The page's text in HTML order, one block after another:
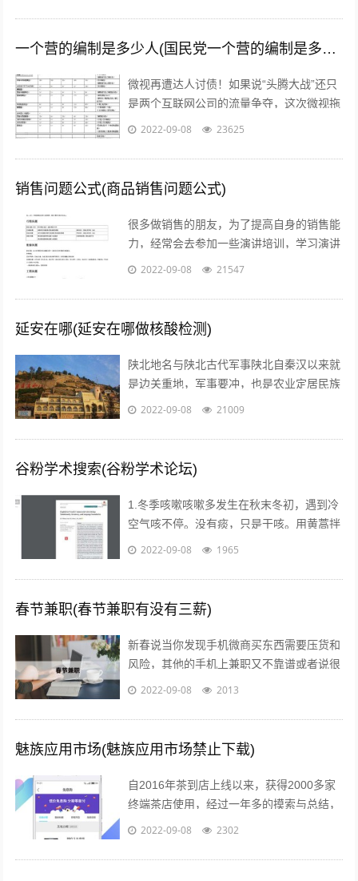
一个营的编制是多少人(国民党一个营的编制是多少人)
微视再遭达人讨债！如果说“头腾大战”还只
是两个互联网公司的流量争夺，这次微视拖
欠达人补贴额的行为，无疑是雪上加霜，让
2022-09-08 23625
销售问题公式(商品销售问题公式)
很多做销售的朋友，为了提高自身的销售能
力，经常会去参加一些演讲培训，学习演讲
能力，训练自己的执行力，树立强大销售自
2022-09-08 21547
延安在哪(延安在哪做核酸检测)
陕北地名与陕北古代军事陕北自秦汉以来就
是边关重地，军事要冲，也是农业定居民族
与游牧民族互相争夺的要地。历代统治者为
2022-09-08 21009
谷粉学术搜索(谷粉学术论坛)
1.冬季咳嗽咳嗽多发生在秋末冬初，遇到冷
空气咳不停。没有痰，只是干咳。用黄蒿拌
上鸡蛋，搅匀。用香油来煎鸡蛋。然后趁热
2022-09-08 1965
春节兼职(春节兼职有没有三薪)
新春说当你发现手机微商买东西需要压货和
风险，其他的手机上兼职又不靠谱或者说很
不靠谱的时候，来吧，终于等到啦！新春切
2022-09-08 2013
魅族应用市场(魅族应用市场禁止下载)
自2016年茶到店上线以来，获得2000多家
终端茶店使用，经过一年多的摸索与总结，
茶到店APP Beta2.0版本于2017年4月26日
2022-09-08 2302